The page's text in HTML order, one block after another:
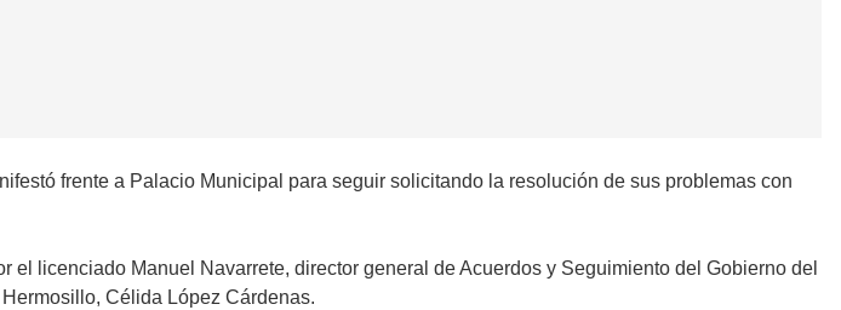
frente a Palacio Municipal para seguir solicitando la resolución de sus problemas con
licenciado Manuel Navarrete, director general de Acuerdos y Seguimiento del Gobierno del
Célida López Cárdenas.